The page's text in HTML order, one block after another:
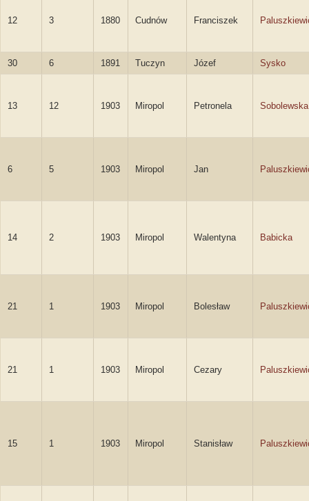
12 3 1880 Cudnów Franciszek
30 6 1891 Tuczyn Józef Sysko
13 12 1903 Miropol Petronela Sobolewska
6 5 1903 Miropol Jan
14 2 1903 Miropol Walentyna Babicka
21 1 1903 Miropol Bolesław
21 1 1903 Miropol Cezary
15 1 1903 Miropol Stanisław